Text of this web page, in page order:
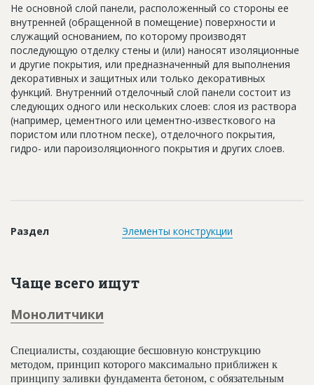
Инвестпроекты
Глоссарий
Новости
Платные услуги
Пресс-релизы
Правила работы
Не основной слой панели, расположенный со стороны ее
внутренней (обращенной в помещение) поверхности и
служащий основанием, по которому производят
последующую отделку стены и (или) наносят изоляционные
и другие покрытия, или предназначенный для выполнения
декоративных и защитных или только декоративных
функций. Внутренний отделочный слой панели состоит из
следующих одного или нескольких слоев: слоя из раствора
(например, цементного или цементно-известкового на
пористом или плотном песке), отделочного покрытия,
гидро- или пароизоляционного покрытия и других слоев.
Раздел Элементы конструкции
Чаще всего ищут
Монолитчики
Специалисты, создающие бесшовную конструкцию
методом, принцип которого максимально приближен к
принципу заливки фундамента бетоном, с обязательным